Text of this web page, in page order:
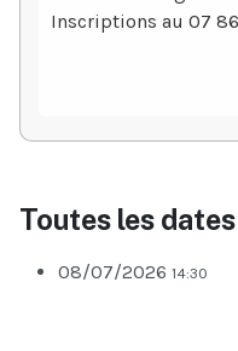
Inscriptions au 07
Toutes les dates
08/07/2026 14:30